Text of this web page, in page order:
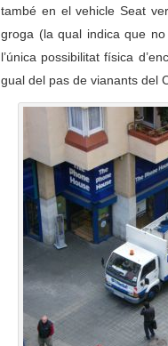
també en el vehicle Seat
groga (la qual indica que
l’única possibilitat física
gual del pas de vianants del